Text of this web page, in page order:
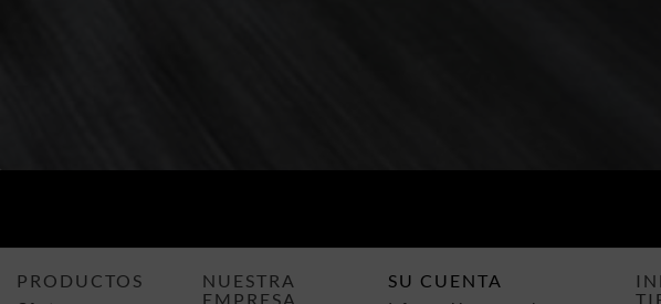
PRODUCTOS
NUESTRA
EMPRESA
SU CUENTA